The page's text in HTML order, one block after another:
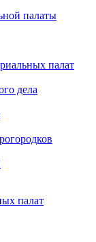
палаты
палат
дела
палат